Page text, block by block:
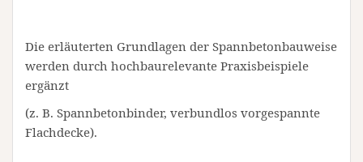
Die erläuterten Grundlagen der Spannbetonbauweise
werden durch hochbaurelevante Praxisbeispiele
ergänzt
(z. B. Spannbetonbinder, verbundlos vorgespannte
Flachdecke).